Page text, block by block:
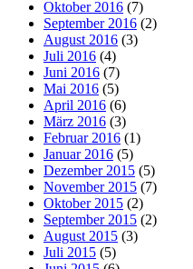
Oktober 2016 (7)
September 2016 (2)
August 2016 (3)
Juli 2016 (4)
Juni 2016 (7)
Mai 2016 (5)
April 2016 (6)
März 2016 (3)
Februar 2016 (1)
Januar 2016 (5)
Dezember 2015 (5)
November 2015 (7)
Oktober 2015 (2)
September 2015 (2)
August 2015 (3)
Juli 2015 (5)